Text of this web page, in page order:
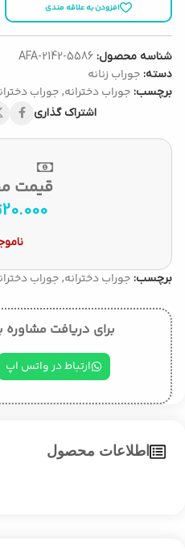
افزودن به علاقه مندی
شناسه محصول: AFA-2142-5586
دسته: جوراب زنانه
برچسب: جوراب دخترانه, جوراب
اشتراک گذاری
قیمت
20.000
برچسب: جوراب دخترانه, جوراب
برای دریافت مشاوره
ارتباط در واتس اپ
اطلاعات محصول